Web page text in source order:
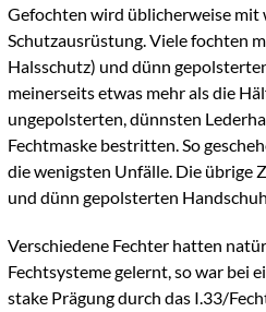
Gefochten wird üblicherweise mit
Schutzausrüstung. Viele fochten
Halsschutz) und dünn
meinerseits etwas mehr als die
ungepolsterten, dünnsten
Fechtmaske bestritten. So
die wenigsten Unfälle. Die übrige
und dünn gepolsterten
Verschiedene Fechter hatten
Fechtsysteme gelernt, so war bei
stake Prägung durch das I.33/